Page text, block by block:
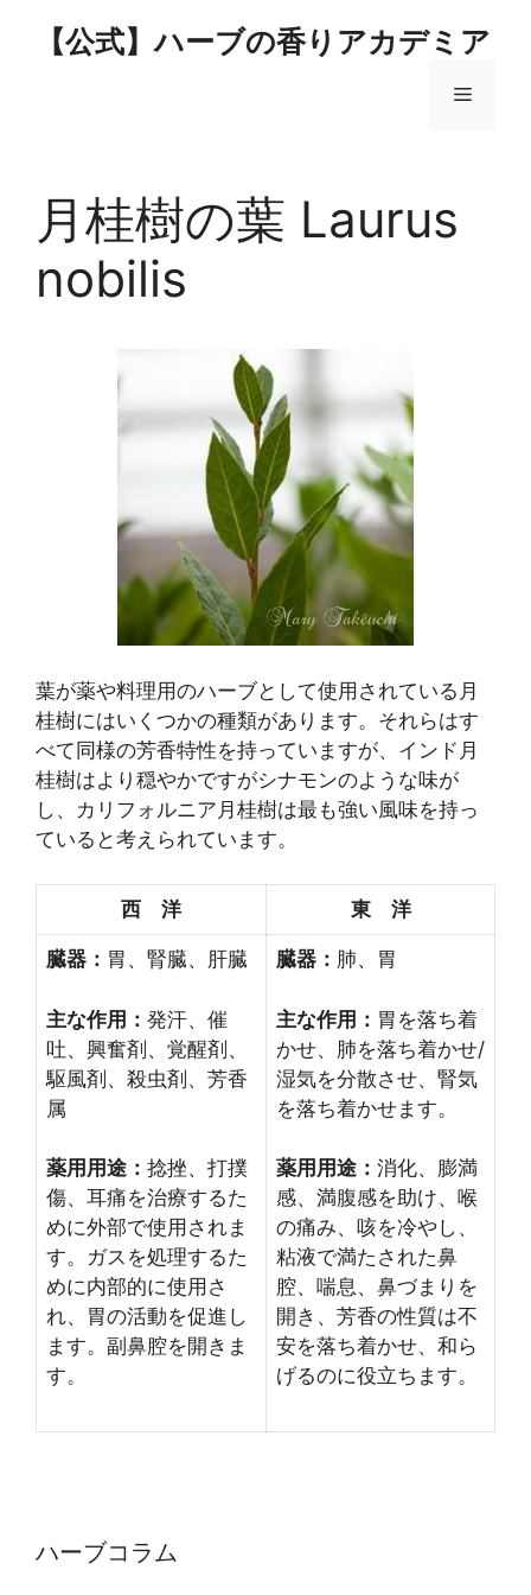
【公式】ハーブの香りアカデミア
メ
月桂樹の葉 Laurus
nobilis
葉が薬や料理用のハーブとして使用されている月
桂樹にはいくつかの種類があります。それらはす
べて同様の芳香特性を持っていますが、インド月
桂樹はより穏やかですがシナモンのような味が
し、カリフォルニア月桂樹は最も強い風味を持っ
ていると考えられています。
西 洋 東 洋
臓器： 胃、腎臓、肝臓
主な作用： 発汗、催
吐、興奮剤、覚醒剤、
駆風剤、殺虫剤、芳香
属
薬用用途： 捻挫、打撲
傷、耳痛を治療するた
めに外部で使用されま
す。ガスを処理するた
めに内部的に使用さ
れ、胃の活動を促進し
ます。副鼻腔を開きま
す。
臓器： 肺、胃
主な作用： 胃を落ち着
かせ、肺を落ち着かせ/
湿気を分散させ、腎気
を落ち着かせます。
薬用用途： 消化、膨満
感、満腹感を助け、喉
の痛み、咳を冷やし、
粘液で満たされた鼻
腔、喘息、鼻づまりを
開き、芳香の性質は不
安を落ち着かせ、和ら
げるのに役立ちます。
ハーブコラム